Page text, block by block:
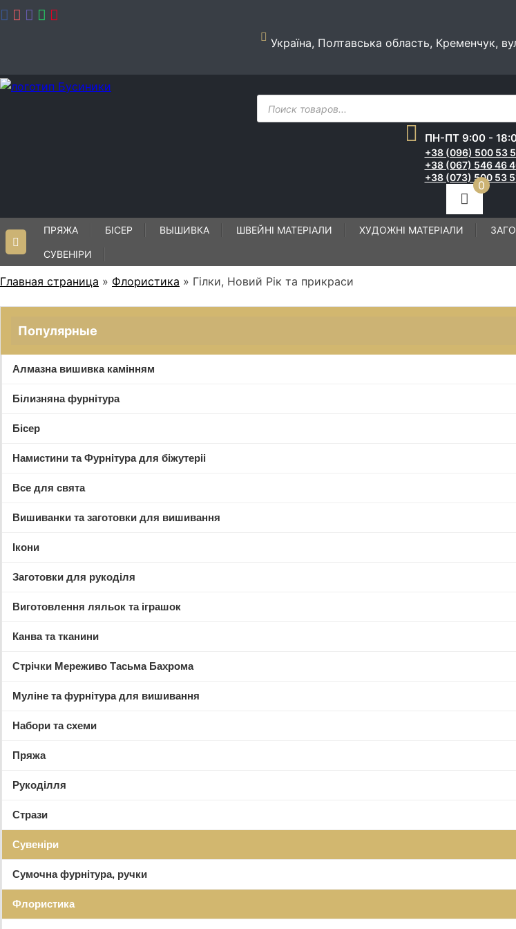
Skip
to
Україна, Полтавська область, Кременчук,
Пошук
товарів
ПН-ПТ 9:00 -
+38 (096) 500 53
+38 (067) 546 46
+38 (073) 500 53
0
ПРЯЖА БІСЕР ВЫШИВКА ШВЕЙНІ МАТЕРІАЛИ ХУДОЖНІ МАТЕРІАЛИ
СУВЕНІРИ
Главная страница » Флористика » Гілки, Новий Рік та прикраси
Популярные
Алмазна вишивка камінням
Білизняна фурнітура
Бісер
Намистини та Фурнітура для біжутеріі
Все для свята
Вишиванки та заготовки для вишивання
Ікони
Заготовки для рукоділя
Виготовлення ляльок та іграшок
Канва та тканини
Стрічки Мереживо Тасьма Бахрома
Муліне та фурнітура для вишивання
Набори та схеми
Пряжа
Рукоділля
Стрази
Сувеніри
Сумочна фурнітура, ручки
Флористика